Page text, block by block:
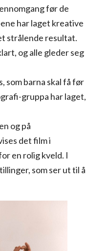
før de
har laget kreative
strålende resultat.
og alle gleder seg
som barna skal få før
gruppa har laget,
og på
det film i
en rolig kveld. I
som ser ut til å